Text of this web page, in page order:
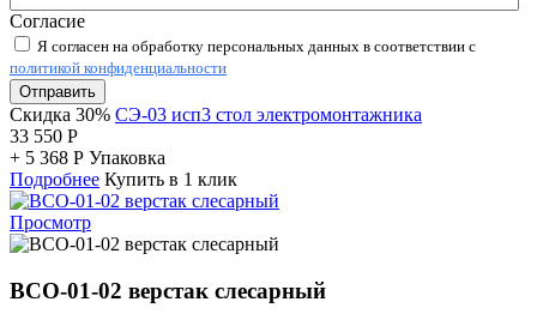
Согласие
Я согласен на обработку персональных данных в соответствии с
политикой конфиденциальности
Отправить
Скидка 30% СЭ-03 исп3 стол электромонтажника
33 550 Р
+ 5 368 Р Упаковка
Подробнее Купить в 1 клик
Просмотр
ВСО-01-02 верстак слесарный